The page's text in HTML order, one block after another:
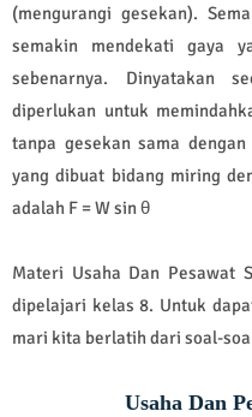
(mengurangi gesekan).
semakin mendekati gaya
sebenarnya. Dinyatakan
diperlukan untuk
tanpa gesekan sama
yang dibuat bidang miring
adalah F = W sin θ
Materi Usaha Dan Pesawat
dipelajari kelas 8. Untuk
mari kita berlatih dari soal-
Usaha Dan